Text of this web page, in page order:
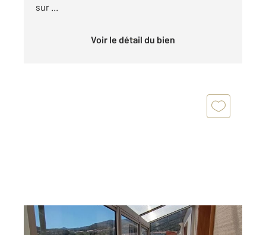
sur ...
Voir le détail du bien
AMELIE LES BAINS PALALDA 66
2